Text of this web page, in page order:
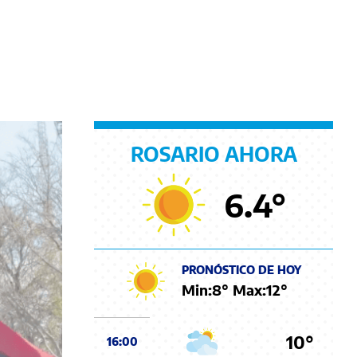
ROSARIO AHORA
6.4°
PRONÓSTICO DE HOY
Min:8° Max:12°
16:00 10°